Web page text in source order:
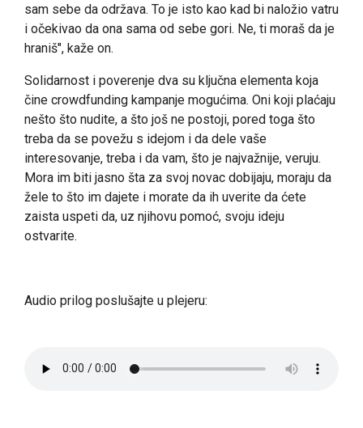
sam sebe da održava. To je isto kao kad bi naložio vatru
i očekivao da ona sama od sebe gori. Ne, ti moraš da je
hraniš", kaže on.
Solidarnost i poverenje dva su ključna elementa koja
čine crowdfunding kampanje mogućima. Oni koji plaćaju
nešto što nudite, a što još ne postoji, pored toga što
treba da se povežu s idejom i da dele vaše
interesovanje, treba i da vam, što je najvažnije, veruju.
Mora im biti jasno šta za svoj novac dobijaju, moraju da
žele to što im dajete i morate da ih uverite da ćete
zaista uspeti da, uz njihovu pomoć, svoju ideju
ostvarite.
Audio prilog poslušajte u plejeru: